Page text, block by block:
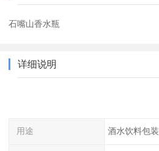
石嘴山香水瓶
详细说明
用途 酒水饮料包装